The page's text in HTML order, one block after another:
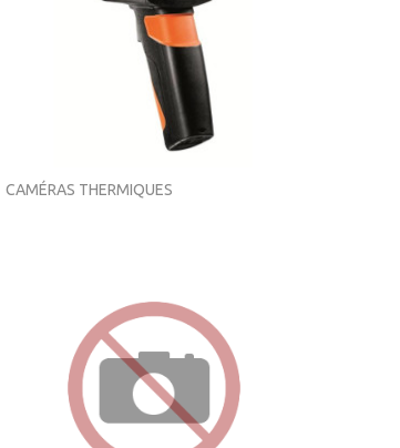
CAMÉRAS THERMIQUES